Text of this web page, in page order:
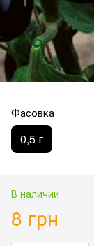
Фасовка
0,5 г
В наличии
8 грн